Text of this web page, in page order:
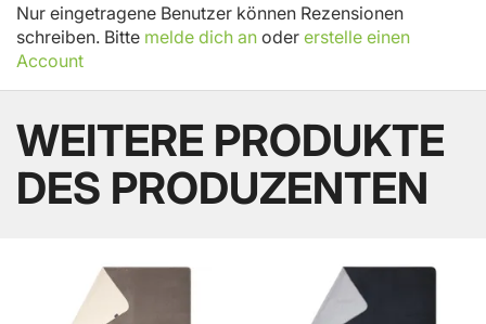
Nur eingetragene Benutzer können Rezensionen
schreiben. Bitte melde dich an oder erstelle einen
Account
WEITERE PRODUKTE
DES PRODUZENTEN